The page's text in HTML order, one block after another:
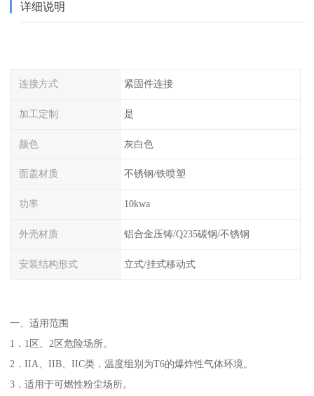
详细说明
连接方式 紧固件连接
加工定制 是
颜色 灰白色
面盖材质 不锈钢/铁喷塑
功率 10kwa
外壳材质 铝合金压铸/Q235碳钢/不锈钢
安装结构形式 立式/挂式移动式
一、适用范围
1．1区、2区危险场所。
2．IIA、IIB、IIC类，温度组别为T6的爆炸性气体环境。
3．适用于可燃性粉尘场所。